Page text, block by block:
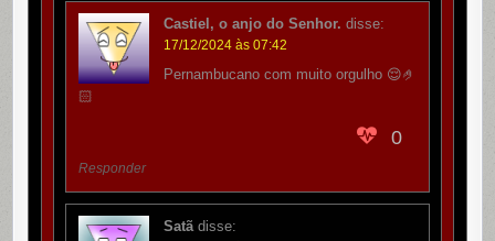
Castiel, o anjo do Senhor. disse:
17/12/2024 às 07:42
Pernambucano com muito orgulho 😌🤌
🏻
0
Responder
Satã disse: